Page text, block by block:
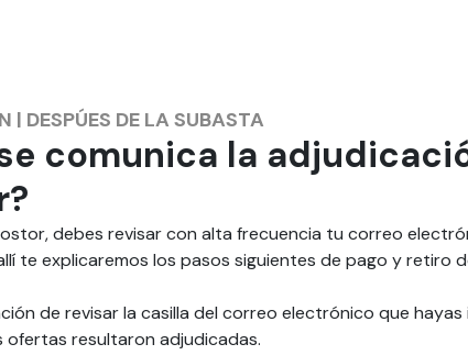
| DESPÚES DE LA SUBASTA
comunica la
debes revisar con alta frecuencia tu correo
te explicaremos los pasos siguientes de pago y retiro
de revisar la casilla del correo electrónico que
resultaron adjudicadas.